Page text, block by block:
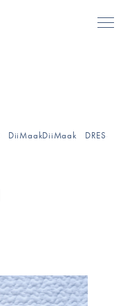
DiiMaakDiiMaak DRESSES/